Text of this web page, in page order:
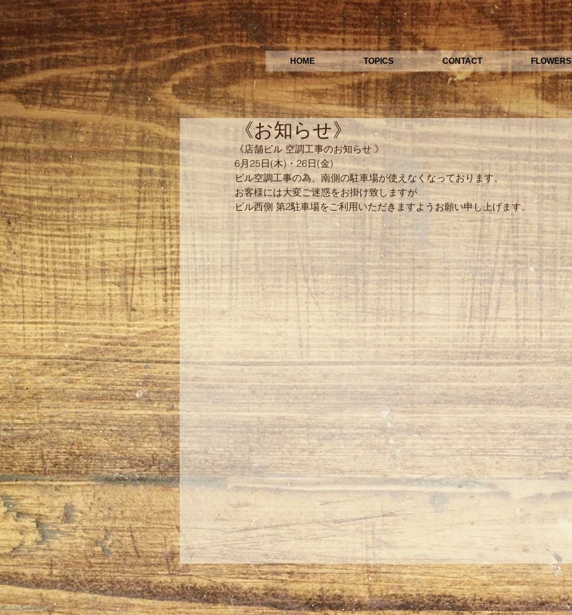
HOME TOPICS CONTACT FLOWERS
《お知らせ》
《店舗ビル 空調工事のお知らせ 》
6月25日(木)・26日(金)
ビル空調工事の為、南側の駐車場が使えなくなっております。
お客様には大変ご迷惑をお掛け致しますが
ビル西側 第2駐車場をご利用いただきますようお願い申し上げます。